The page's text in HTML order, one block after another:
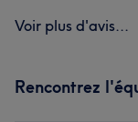
Voir plus d'avis...
Rencontrez